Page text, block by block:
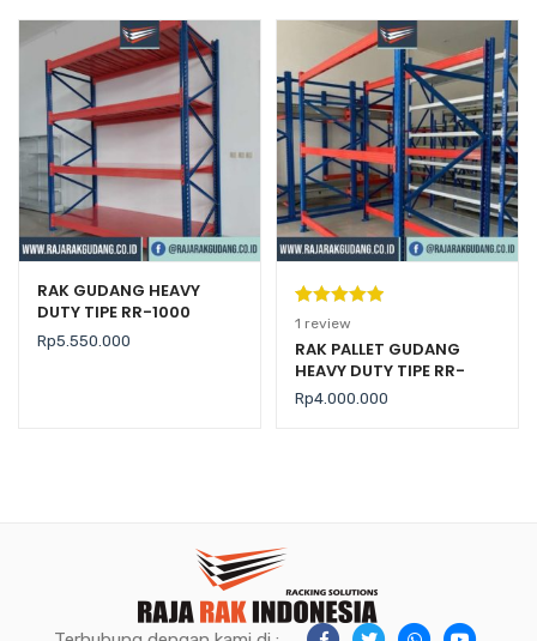
RAK GUDANG HEAVY
DUTY TIPE RR-1000
Rp5.550.000
Peringkat
5.00dari 5
berdasarka
n
1
penilaian
1 review
RAK PALLET GUDANG
HEAVY DUTY TIPE RR-
2000 KAPASITAS 2 TON /
LEVEL
Rp4.000.000